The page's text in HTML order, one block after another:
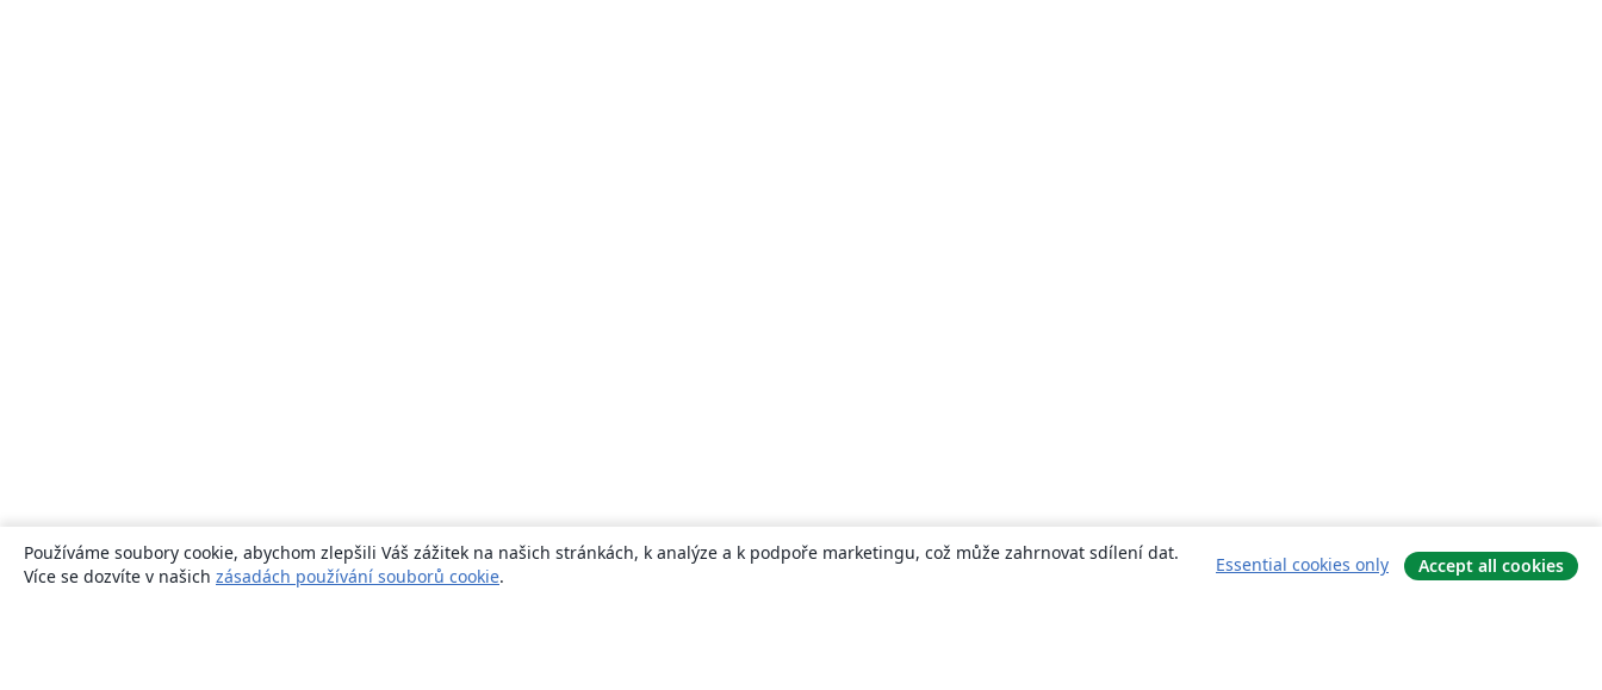
Používáme soubory cookie, abychom zlepšili Váš zážitek na našich stránkách, k analýze a k podpoře marketingu, což může zahrnovat sdílení dat.
Více se dozvíte v našich zásadách používání souborů cookie.
Essential cookies only Accept all cookies